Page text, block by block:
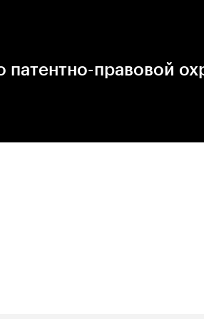
правовой